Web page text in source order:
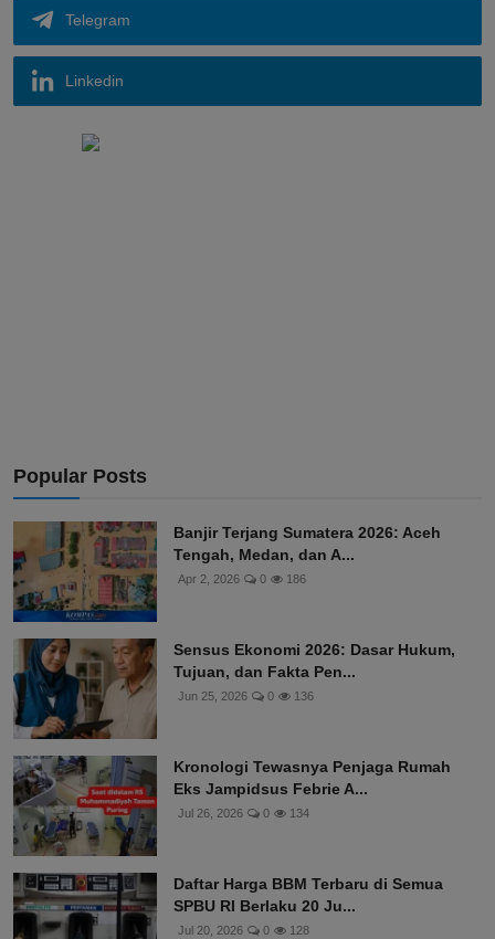
Telegram
Linkedin
Popular Posts
Banjir Terjang Sumatera 2026: Aceh
Tengah, Medan, dan A...
Apr 2, 2026 0 186
Sensus Ekonomi 2026: Dasar Hukum,
Tujuan, dan Fakta Pen...
Jun 25, 2026 0 136
Kronologi Tewasnya Penjaga Rumah
Eks Jampidsus Febrie A...
Jul 26, 2026 0 134
Daftar Harga BBM Terbaru di Semua
SPBU RI Berlaku 20 Ju...
Jul 20, 2026 0 128